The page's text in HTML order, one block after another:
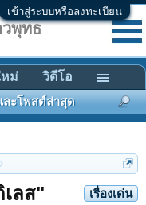
เข้าสู่ระบบหรือลงทะเบียน
เรื่องเด่น
ลส"
พุทธ
ละโพสต์ล่าสุด
หม่ วิดีโอ